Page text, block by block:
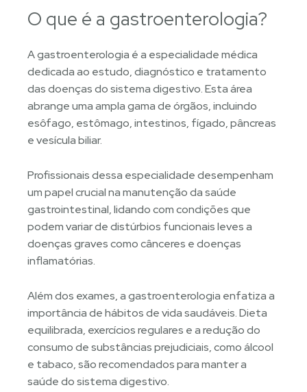
O que é a gastroenterologia?
A gastroenterologia é a especialidade médica
dedicada ao estudo, diagnóstico e tratamento
das doenças do sistema digestivo. Esta área
abrange uma ampla gama de órgãos, incluindo
esôfago, estômago, intestinos, fígado, pâncreas
e vesícula biliar.
Profissionais dessa especialidade desempenham
um papel crucial na manutenção da saúde
gastrointestinal, lidando com condições que
podem variar de distúrbios funcionais leves a
doenças graves como cânceres e doenças
inflamatórias.
Além dos exames, a gastroenterologia enfatiza a
importância de hábitos de vida saudáveis. Dieta
equilibrada, exercícios regulares e a redução do
consumo de substâncias prejudiciais, como álcool
e tabaco, são recomendados para manter a
saúde do sistema digestivo.